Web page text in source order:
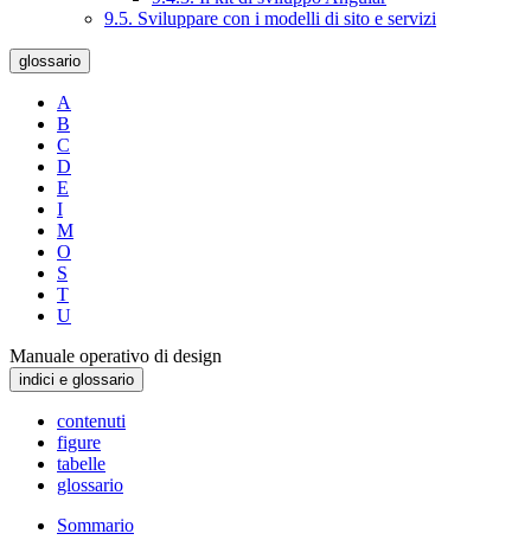
9.5. Sviluppare con i modelli di sito e servizi
glossario
A
B
C
D
E
I
M
O
S
T
U
Manuale operativo di design
indici e glossario
contenuti
figure
tabelle
glossario
Sommario